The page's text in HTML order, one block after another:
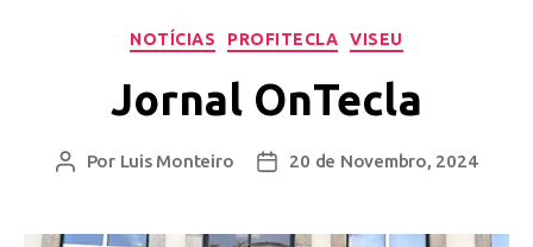
NOTÍCIAS PROFITECLA VISEU
Jornal OnTecla
Por Luis Monteiro 20 de Novembro, 2024